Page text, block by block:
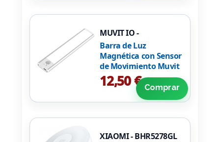
MUVIT IO -
MIOCAB002
Barra de Luz
Magnética con Sensor
de Movimiento Muvit
iO MIOCAB002/ 3
Modos de Luz/ con
Batería/ Blanca
12,50 € Comprar
XIAOMI - BHR5278GL